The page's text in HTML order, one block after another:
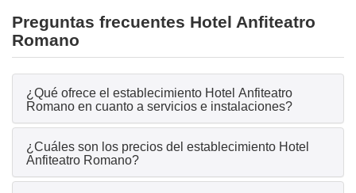
Preguntas frecuentes Hotel Anfiteatro
Romano
¿Qué ofrece el establecimiento Hotel Anfiteatro
Romano en cuanto a servicios e instalaciones?
¿Cuáles son los precios del establecimiento Hotel
Anfiteatro Romano?